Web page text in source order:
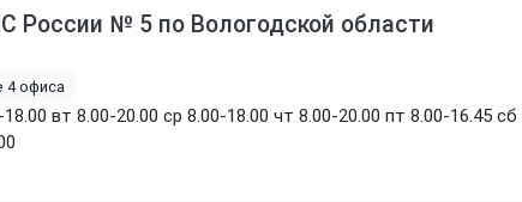
России № 5 по Вологодской области
4 офиса
вт 8.00-20.00 ср 8.00-18.00 чт 8.00-20.00 пт 8.00-16.45 сб